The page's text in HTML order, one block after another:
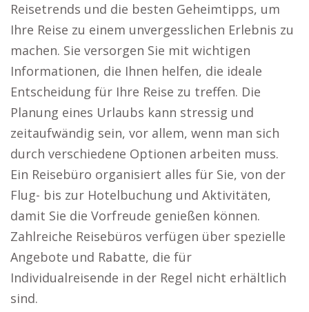
Reisetrends und die besten Geheimtipps, um
Ihre Reise zu einem unvergesslichen Erlebnis zu
machen. Sie versorgen Sie mit wichtigen
Informationen, die Ihnen helfen, die ideale
Entscheidung für Ihre Reise zu treffen. Die
Planung eines Urlaubs kann stressig und
zeitaufwändig sein, vor allem, wenn man sich
durch verschiedene Optionen arbeiten muss.
Ein Reisebüro organisiert alles für Sie, von der
Flug- bis zur Hotelbuchung und Aktivitäten,
damit Sie die Vorfreude genießen können.
Zahlreiche Reisebüros verfügen über spezielle
Angebote und Rabatte, die für
Individualreisende in der Regel nicht erhältlich
sind.